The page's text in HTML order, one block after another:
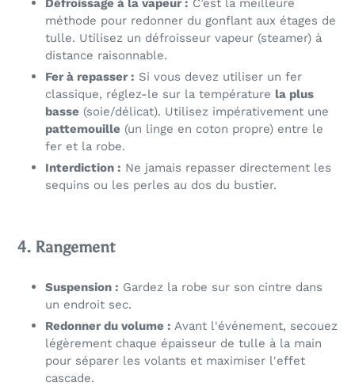
Défroissage à la vapeur : C’est la meilleure
méthode pour redonner du gonflant aux étages de
tulle. Utilisez un défroisseur vapeur (steamer) à
distance raisonnable.
Fer à repasser : Si vous devez utiliser un fer
classique, réglez-le sur la température la plus
basse (soie/délicat). Utilisez impérativement une
pattemouille (un linge en coton propre) entre le
fer et la robe.
Interdiction : Ne jamais repasser directement les
sequins ou les perles au dos du bustier.
4. Rangement
Suspension : Gardez la robe sur son cintre dans
un endroit sec.
Redonner du volume : Avant l'événement, secouez
légèrement chaque épaisseur de tulle à la main
pour séparer les volants et maximiser l'effet
cascade.